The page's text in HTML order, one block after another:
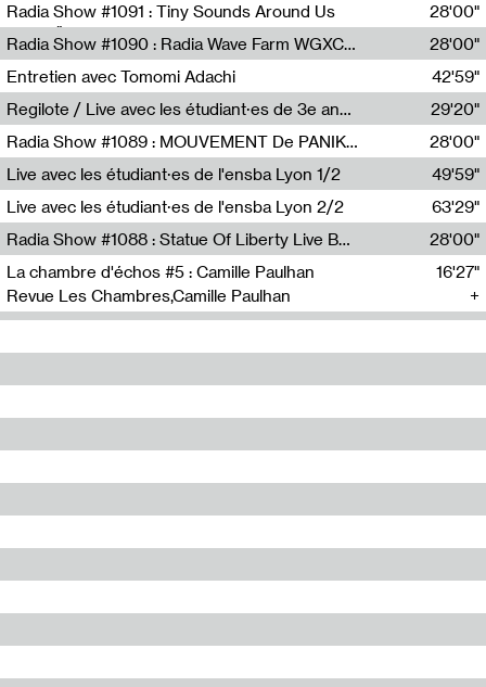
Radia Show #1091 : Tiny Sounds Around Us
Radio Študent
28'00"
Radia Show #1090 : Radia Wave Farm WGXC Corey De Juan Sherrard Jr Startalk
Wave Farm
28'00"
Entretien avec Tomomi Adachi
Tomomi Adachi,Loraine Baud
42'59"
Regilote / Live avec les étudiant·es de 3e année de l'EMA
Nima Henryon,Athéna Noël,Amir Genillon,Ibourayane Ahmadi,Manelle Cherrih,Honorine Gibello,John Weeber,Manon Joseph
29'20"
Radia Show #1089 : MOUVEMENT De PANIK (Radio Panik)
Radio Panik
28'00"
Live avec les étudiant·es de l'ensba Lyon 1/2
49'59"
Live avec les étudiant·es de l'ensba Lyon 2/2
63'29"
Radia Show #1088 : Statue Of Liberty Live By Ed Baxter (Resonance)
Resonance
28'00"
La chambre d'échos #5 : Camille Paulhan
Revue Les Chambres,Camille Paulhan
16'27"